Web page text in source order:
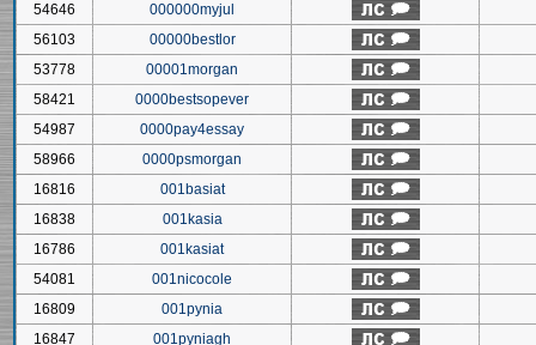
54646
000000myjul
56103
00000bestlor
53778
00001morgan
58421
0000bestsopever
54987
0000pay4essay
58966
0000psmorgan
16816
001basiat
16838
001kasia
16786
001kasiat
54081
001nicocole
16809
001pynia
16847
001pyniagh